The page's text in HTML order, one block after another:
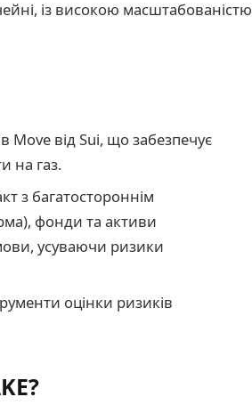
із високою масштабованістю
Move від Sui, що забезпечує
на газ.
з багатостороннім
фонди та активи
усуваючи ризики
оцінки ризиків